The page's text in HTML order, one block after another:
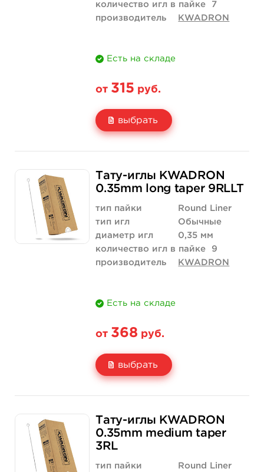
количество игл в пайке
7
производитель
KWADRON
Есть на складе
от 315 руб.
выбрать
Цена
Количество
315 руб.
купить
630 руб.
купить
Тату-иглы KWADRON
0.35mm long taper 9RLLT
тип пайки
Round Liner
тип игл
Обычные
диаметр игл
0,35 мм
количество игл в пайке
9
производитель
KWADRON
Есть на складе
от 368 руб.
выбрать
Цена
Количество
368 руб. 736 руб.
Тату-иглы KWADRON
0.35mm medium taper
3RL
тип пайки Round Liner